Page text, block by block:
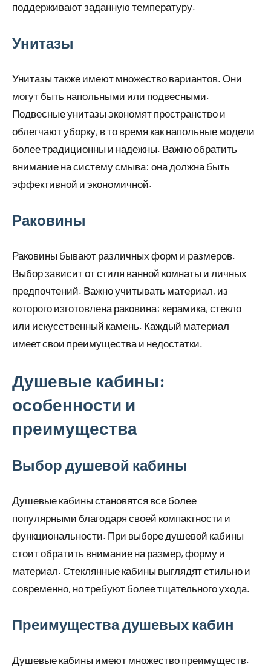
поддерживают заданную температуру.
Унитазы
Унитазы также имеют множество вариантов. Они
могут быть напольными или подвесными.
Подвесные унитазы экономят пространство и
облегчают уборку, в то время как напольные модели
более традиционны и надежны. Важно обратить
внимание на систему смыва: она должна быть
эффективной и экономичной.
Раковины
Раковины бывают различных форм и размеров.
Выбор зависит от стиля ванной комнаты и личных
предпочтений. Важно учитывать материал, из
которого изготовлена раковина: керамика, стекло
или искусственный камень. Каждый материал
имеет свои преимущества и недостатки.
Душевые кабины:
особенности и
преимущества
Выбор душевой кабины
Душевые кабины становятся все более
популярными благодаря своей компактности и
функциональности. При выборе душевой кабины
стоит обратить внимание на размер, форму и
материал. Стеклянные кабины выглядят стильно и
современно, но требуют более тщательного ухода.
Преимущества душевых кабин
Душевые кабины имеют множество преимуществ.